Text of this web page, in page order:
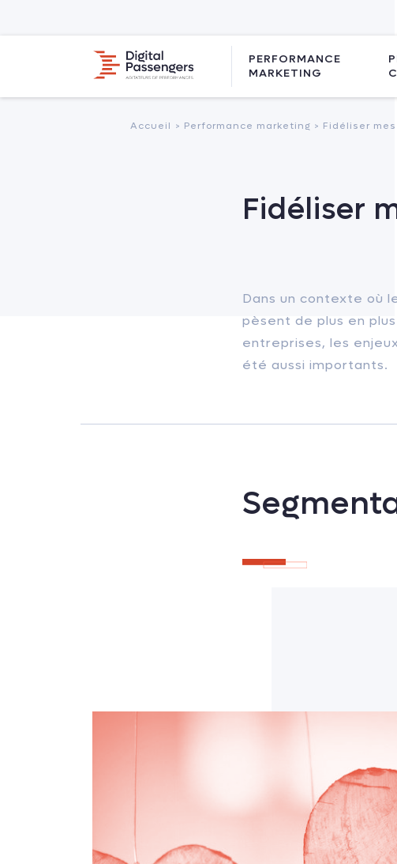
PERFORMANCE
MARKETING
Accueil > Performance marketing > Fidéliser
Fidéliser
Dans un contexte où
pèsent de plus en
entreprises, les
été aussi importants.